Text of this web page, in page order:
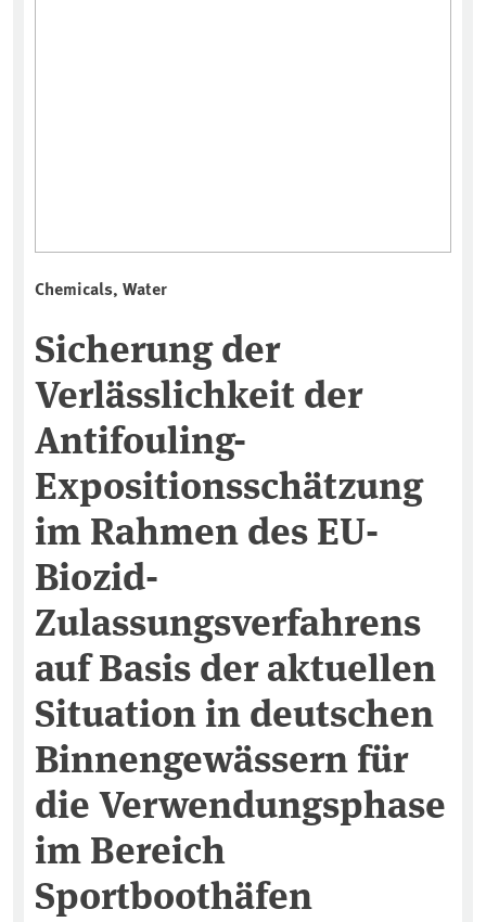
Chemicals, Water
Sicherung der
Verlässlichkeit der
Antifouling-
Expositionsschätzung
im Rahmen des EU-
Biozid-
Zulassungsverfahrens
auf Basis der aktuellen
Situation in deutschen
Binnengewässern für
die Verwendungsphase
im Bereich
Sportboothäfen